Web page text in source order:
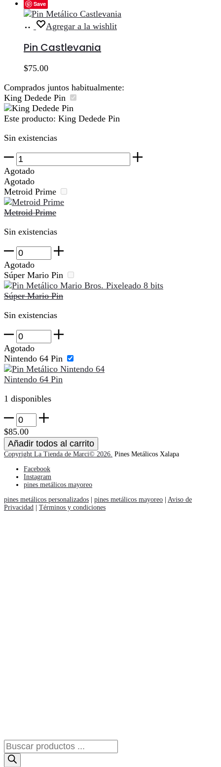
Save
Añadir
carrito
Agregar a la wishlit
Pin Castlevania
$75.00
Comprados juntos habitualmente:
King Dedede Pin
Este producto: King Dedede Pin
Sin existencias
King
Dedede
Pin
cantidad
Agotado
Agotado
Metroid Prime
Metroid Prime
Sin existencias
Metroid
Prime
cantidad
Agotado
Súper Mario Pin
Súper Mario Pin
Sin existencias
Súper
Mario
Pin
cantidad
Agotado
Nintendo 64 Pin
Nintendo 64 Pin
1 disponibles
Nintendo
64
Pin
cantidad
$85.00
Añadir todos al carrito
Copyright La Tienda de Marci© 2026. Pines Metálicos Xalapa
Facebook
Instagram
pines metálicos mayoreo
pines metálicos personalizados
pines metálicos mayoreo
Aviso de
Privacidad
Términos y condiciones
Búsqueda
de